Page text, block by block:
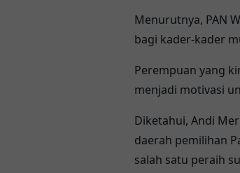
Menurutnya, PAN
bagi kader-kader
Perempuan yang
menjadi motivasi
Diketahui, Andi
daerah pemilihan
salah satu peraih